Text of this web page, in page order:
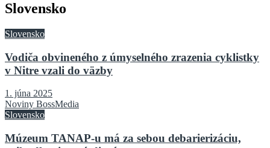
Slovensko
Slovensko
Vodiča obvineného z úmyselného zrazenia cyklistky
v Nitre vzali do väzby
1. júna 2025
Noviny BossMedia
Slovensko
Múzeum TANAP-u má za sebou debarierizáciu,